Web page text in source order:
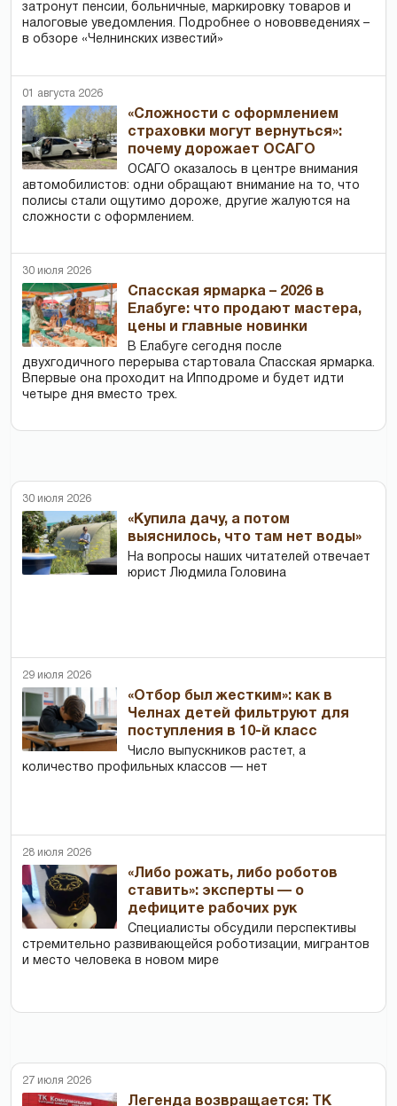
затронут пенсии, больничные, маркировку товаров и
налоговые уведомления. Подробнее о нововведениях –
в обзоре «Челнинских известий»
01 августа 2026
«Сложности с оформлением
страховки могут вернуться»:
почему дорожает ОСАГО
ОСАГО оказалось в центре внимания
автомобилистов: одни обращают внимание на то, что
полисы стали ощутимо дороже, другие жалуются на
сложности с оформлением.
30 июля 2026
Спасская ярмарка – 2026 в
Елабуге: что продают мастера,
цены и главные новинки
В Елабуге сегодня после
двухгодичного перерыва стартовала Спасская ярмарка.
Впервые она проходит на Ипподроме и будет идти
четыре дня вместо трех.
30 июля 2026
«Купила дачу, а потом
выяснилось, что там нет воды»
На вопросы наших читателей отвечает
юрист Людмила Головина
29 июля 2026
«Отбор был жестким»: как в
Челнах детей фильтруют для
поступления в 10-й класс
Число выпускников растет, а
количество профильных классов — нет
28 июля 2026
«Либо рожать, либо роботов
ставить»: эксперты — о
дефиците рабочих рук
Специалисты обсудили перспективы
стремительно развивающейся роботизации, мигрантов
и место человека в новом мире
27 июля 2026
Легенда возвращается: ТК